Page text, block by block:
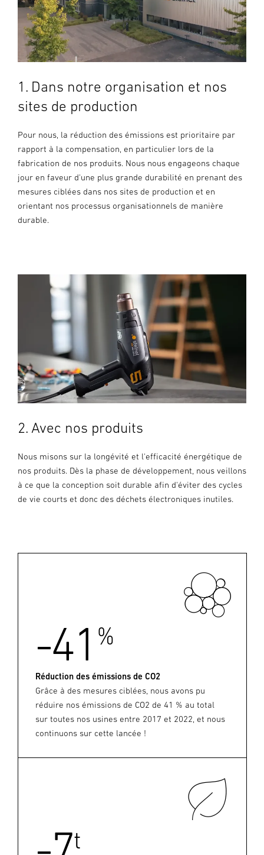
1. Dans notre organisation et nos
sites de production
Pour nous, la réduction des émissions est prioritaire par
rapport à la compensation, en particulier lors de la
fabrication de nos produits. Nous nous engageons chaque
jour en faveur d'une plus grande durabilité en prenant des
mesures ciblées dans nos sites de production et en
orientant nos processus organisationnels de manière
durable.
2. Avec nos produits
Nous misons sur la longévité et l'efficacité énergétique de
nos produits. Dès la phase de développement, nous veillons
à ce que la conception soit durable afin d'éviter des cycles
de vie courts et donc des déchets électroniques inutiles.
-41 %
Réduction des émissions de CO2
Grâce à des mesures ciblées, nous avons pu
réduire nos émissions de CO2 de 41 % au total
sur toutes nos usines entre 2017 et 2022, et nous
continuons sur cette lancée !
t